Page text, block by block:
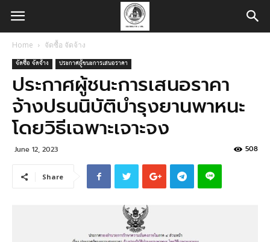
Home จัดซื้อ จัดจ้าง
จัดซื้อ จัดจ้าง ประกาศผู้ชนะการเสนอราคา
ประกาศผู้ชนะการเสนอราคา
จ้างปรนนิบัติบำรุงยานพาหนะ
โดยวิธีเฉพาะเจาะจง
June 12, 2023 508
Share